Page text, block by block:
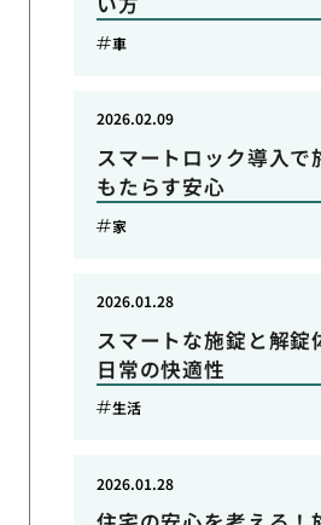
車
スマートロック導入で
もたらす安心
2026.02.09
家
スマートな施錠と解錠
日常の快適性
2026.01.28
生活
2026.01.28